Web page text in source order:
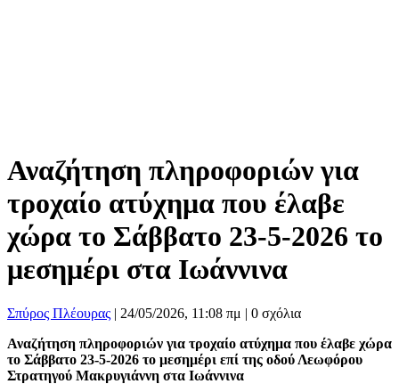
Αναζήτηση πληροφοριών για
τροχαίο ατύχημα που έλαβε
χώρα το Σάββατο 23-5-2026 το
μεσημέρι στα Ιωάννινα
Σπύρος Πλέουρας | 24/05/2026, 11:08 πμ | 0 σχόλια
Αναζήτηση πληροφοριών για τροχαίο ατύχημα που έλαβε χώρα
το Σάββατο 23-5-2026 το μεσημέρι επί της οδού Λεωφόρου
Στρατηγού Μακρυγιάννη στα Ιωάννινα